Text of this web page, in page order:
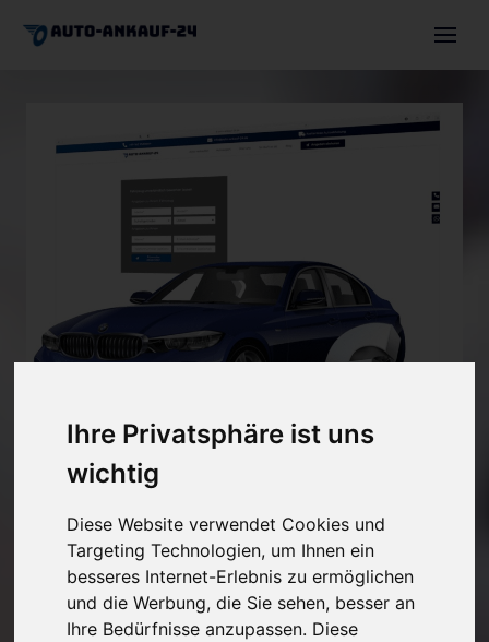
Ihre Privatsphäre ist uns
wichtig
Diese Website verwendet Cookies und
Targeting Technologien, um Ihnen ein
besseres Internet-Erlebnis zu ermöglichen
und die Werbung, die Sie sehen, besser an
Ihre Bedürfnisse anzupassen. Diese
Autoexport
Angebot einholen
+491744630036
info@auto-ankauf-24.de
Unverbindlichen Verkaufspreis anfragen
2